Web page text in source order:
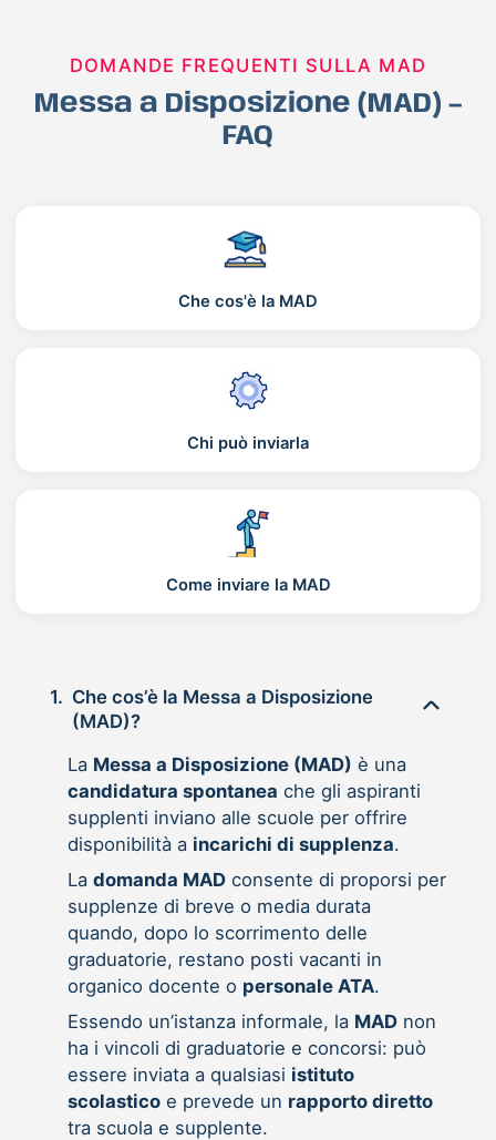
DOMANDE FREQUENTI SULLA MAD
Messa a Disposizione (MAD) –
FAQ
Che cos'è la MAD
Chi può inviarla
Come inviare la MAD
1. Che cos’è la Messa a Disposizione
(MAD)?
La Messa a Disposizione (MAD) è una
candidatura spontanea che gli aspiranti
supplenti inviano alle scuole per offrire
disponibilità a incarichi di supplenza.
La domanda MADconsente di proporsi per
supplenze di breve o media durata
quando, dopo lo scorrimento delle
graduatorie, restano posti vacanti in
organico docente o personale ATA.
Essendo un’istanza informale, la MADnon
ha i vincoli di graduatorie e concorsi: può
essere inviata a qualsiasi istituto
scolasticoe prevede un rapporto diretto
tra scuola e supplente.